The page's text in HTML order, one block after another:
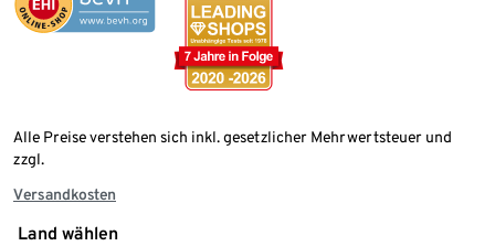
Alle Preise verstehen sich inkl. gesetzlicher Mehrwertsteuer und
zzgl.
Versandkosten
Land wählen